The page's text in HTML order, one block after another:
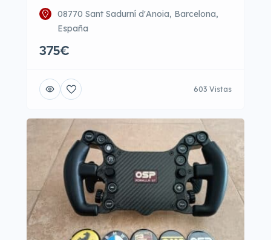
08770 Sant Sadurní d'Anoia, Barcelona,
España
375€
603 Vistas